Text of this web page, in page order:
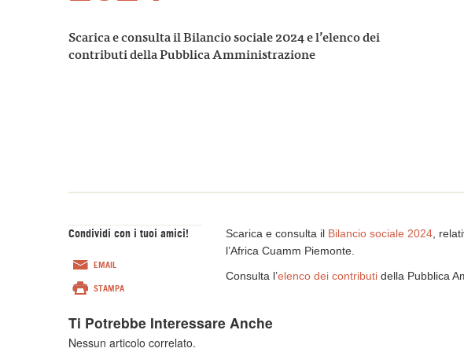
Scarica e consulta il Bilancio sociale 2024 e l’elenco dei
contributi della Pubblica Amministrazione
Condividi con i tuoi amici!
EMAIL
STAMPA
Scarica e consulta il Bilancio sociale 2024 ,
l’Africa Cuamm Piemonte.
Consulta l’elenco dei contributi della Pubblica
Ti Potrebbe Interessare Anche
Nessun articolo correlato.